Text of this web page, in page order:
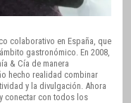
colaborativo en España, que
gastronómico. En 2008,
& Cía de manera
hecho realidad combinar
y la divulgación. Ahora
conectar con todos los